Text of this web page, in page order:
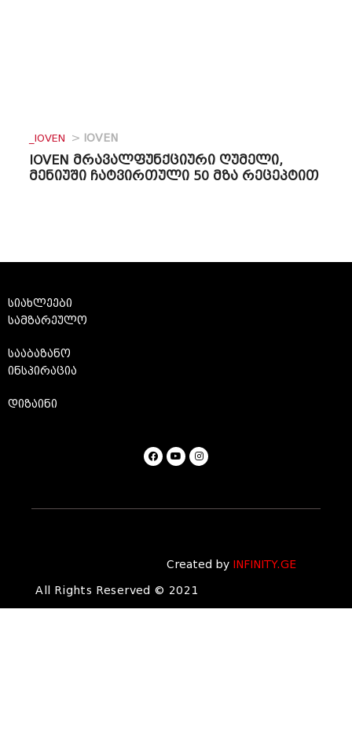
სიახლეები
სამზარეულო
სააბაზანო